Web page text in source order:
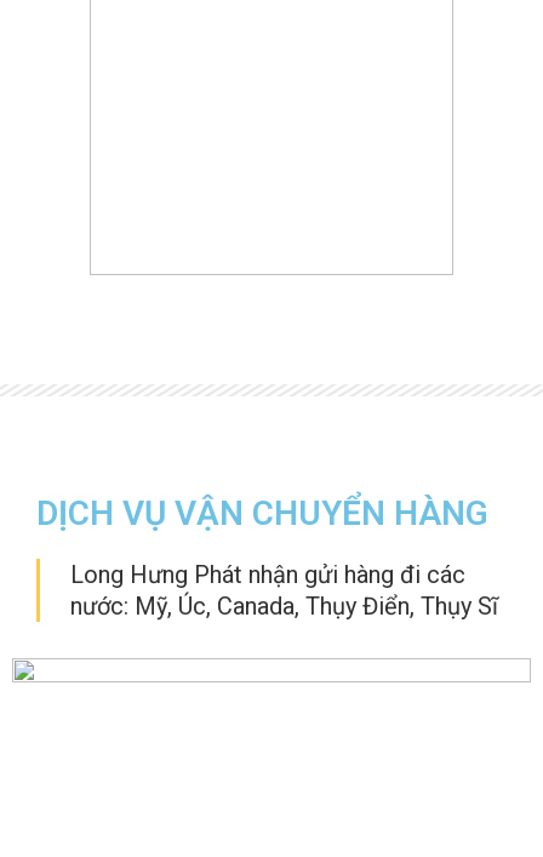
DỊCH VỤ VẬN CHUYỂN HÀNG
Long Hưng Phát nhận gửi hàng đi các
nước: Mỹ, Úc, Canada, Thụy Điển, Thụy Sĩ